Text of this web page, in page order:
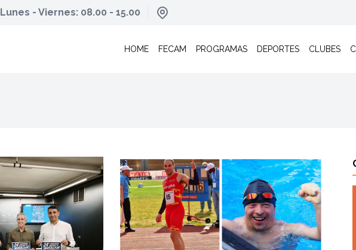
Lunes - Viernes: 08.00 - 15.00
HOME FECAM PROGRAMAS DEPORTES CLUBES